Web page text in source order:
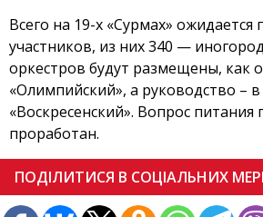
Всего на 19-х «Сурмах» ожидается
участников, из них 340 —
оркестров будут размещены, как
«Олимпийский», а руководство – в
«Воскресенский». Вопрос питания
проработан.
ПОДІЛИТИСЯ В СОЦІАЛЬНИХ